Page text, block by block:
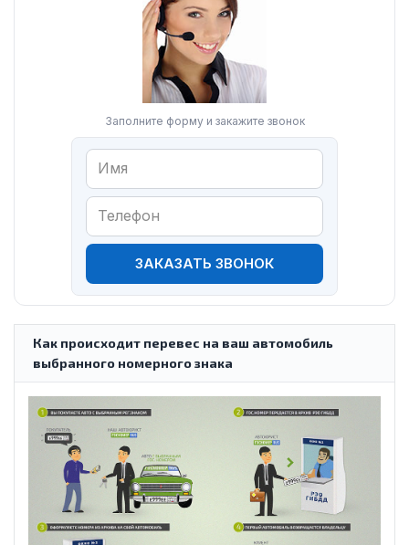
Заполните форму и закажите звонок
ЗАКАЗАТЬ ЗВОНОК
Как происходит перевес на ваш автомобиль
выбранного номерного знака